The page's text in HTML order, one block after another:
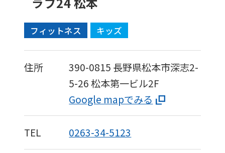
フィットネス キッズ
住所 390-0815 長野県松本市深志2-
5-26松本第一ビル2F
Google mapでみる
TEL 0263-34-5123
Japanese
version
of
this
website
will
be
translated